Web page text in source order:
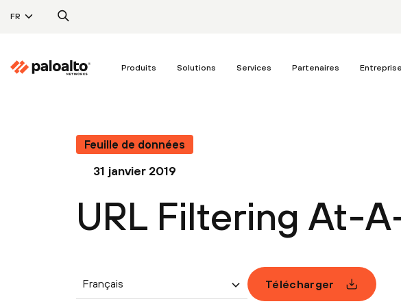
FR
Produits Solutions Services Partenaires Entreprise
Feuille de données
31 janvier 2019
URL Filtering At-
Français Télécharger